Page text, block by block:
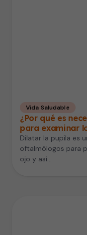
Vida Saludable
¿Por qué es
para examinar
Dilatar la pupila es
oftalmólogos para
ojo y así…